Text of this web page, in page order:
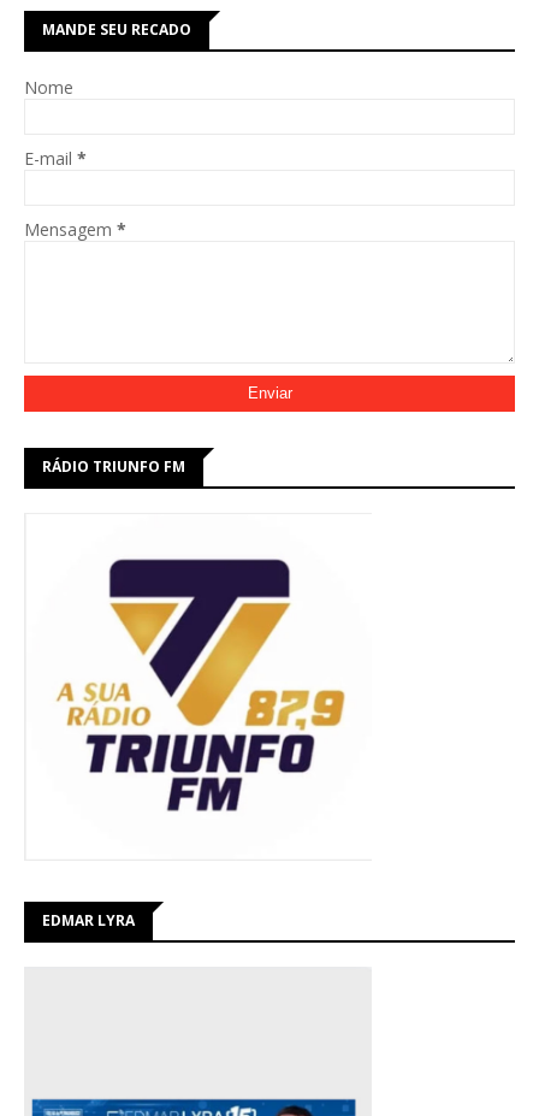
MANDE SEU RECADO
Nome
E-mail *
Mensagem *
RÁDIO TRIUNFO FM
EDMAR LYRA